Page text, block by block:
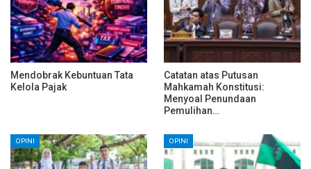
Mendobrak Kebuntuan Tata
Kelola Pajak
Catatan atas Putusan
Mahkamah Konstitusi:
Menyoal Penundaan
Pemulihan…
OPINI OPINI